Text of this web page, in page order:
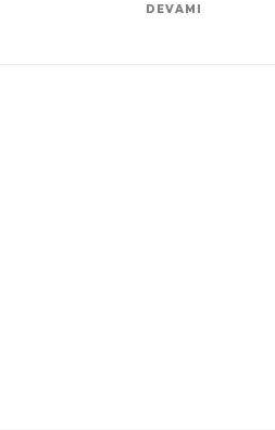
DEVAMI